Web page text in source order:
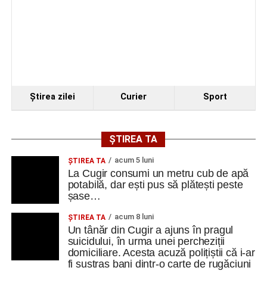
Ştirea zilei Curier Sport
ȘTIREA TA
ȘTIREA TA acum 5 luni
La Cugir consumi un metru cub de apă
potabilă, dar ești pus să plătești peste
șase…
ȘTIREA TA acum 8 luni
Un tânăr din Cugir a ajuns în pragul
suicidului, în urma unei percheziții
domiciliare. Acesta acuză polițiștii că i-ar
fi sustras bani dintr-o carte de rugăciuni